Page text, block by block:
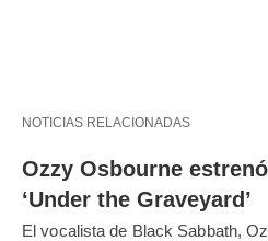
NOTICIAS RELACIONADAS
Ozzy Osbourne
‘Under the Graveyard’
El vocalista de Black Sabbath,